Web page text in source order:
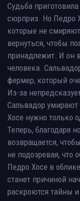
Судьба
сюрприз. Но Педро
которые не
вернуться, чтобы
принадлежит. И он
человека.
фермер, который
Из-за
Сальвадор
Хосе нужно только
Теперь, благодаря
возвращается,
не подозревая, что
Педро Хосе в
станет причиной
раскроются тайны и